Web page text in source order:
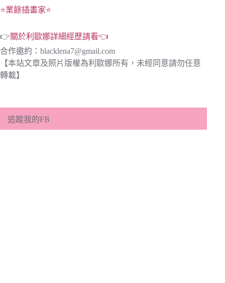
⭐業餘插畫家⭐
👉關於利歐娜詳細經歷請看👈
合作邀約： blacklena7@gmail.com
【本站文章及照片版權為利歐娜所有，未經同意請勿任意
轉載】
追蹤我的FB